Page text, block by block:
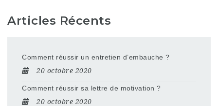
Articles Récents
Comment réussir un entretien d’embauche ?
20 octobre 2020
Comment réussir sa lettre de motivation ?
20 octobre 2020